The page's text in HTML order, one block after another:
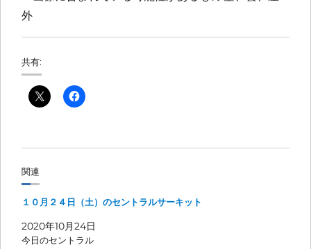
共有:
関連
１０月２４日（土）のセントラルサーキット
2020年10月24日
今日のセントラル